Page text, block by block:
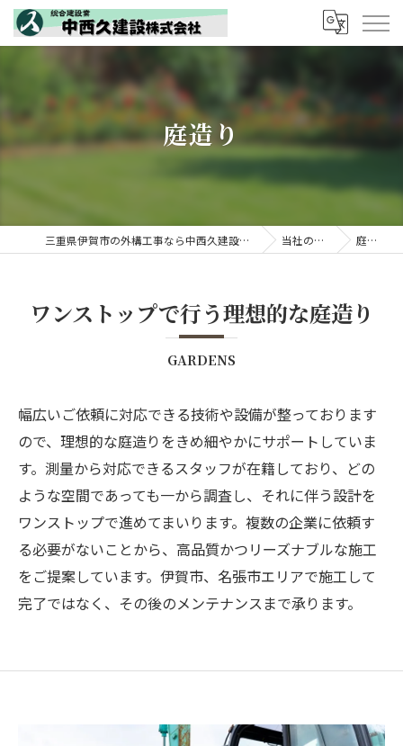
庭造り
三重県伊賀市の外構工事なら中西久建設株式会社 当社の特徴 庭造り
ワンストップで行う理想的な庭造り
GARDENS
幅広いご依頼に対応できる技術や設備が整っております
ので、理想的な庭造りをきめ細やかにサポートしていま
す。測量から対応できるスタッフが在籍しており、どの
ような空間であっても一から調査し、それに伴う設計を
ワンストップで進めてまいります。複数の企業に依頼す
る必要がないことから、高品質かつリーズナブルな施工
をご提案しています。伊賀市、名張市エリアで施工して
完了ではなく、その後のメンテナンスまで承ります。